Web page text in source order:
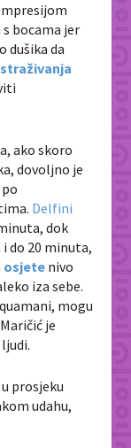
bocama jer
dušika da
ako skoro
dovoljno je
Delfini
dok
do 20 minuta,
osjete nivo
iza sebe.
mogu
je
prosjeku
udahu,